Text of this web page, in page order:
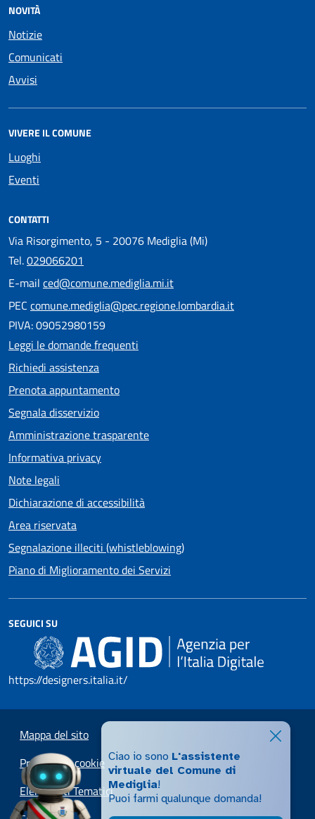
NOVITÀ
Notizie
Comunicati
Avvisi
VIVERE IL COMUNE
Luoghi
Eventi
CONTATTI
Via Risorgimento, 5 - 20076 Mediglia (Mi)
Tel.029066201
E-mail ced@comune.mediglia.mi.it
PEC comune.mediglia@pec.regione.lombardia.it
PIVA: 09052980159
Leggi le domande frequenti
Richiedi assistenza
Prenota appuntamento
Segnala disservizio
Amministrazione trasparente
Informativa privacy
Note legali
Dichiarazione di accessibilità
Area riservata
Segnalazione illeciti (whistleblowing)
Piano di Miglioramento dei Servizi
SEGUICI SU
https://designers.italia.it/
Mappa del sito
Preferenze cookie
Elenco Siti Tematici
Ciao io sono L'assistente
virtuale del Comune di
Mediglia!
Puoi farmi qualunque domanda!